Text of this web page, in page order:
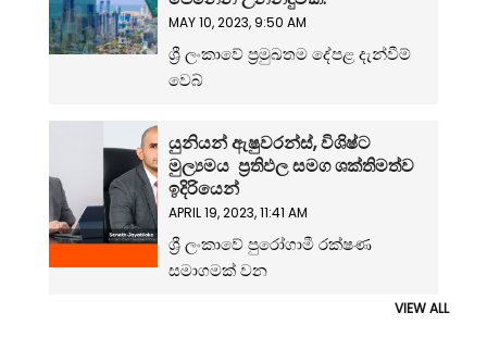
MAY 10, 2023, 9:50 AM
ශ්‍රී ලංකාවේ ප්‍රමුඛතම දේපළ දැන්වීම්
වෙබ්
යුනියන් ඇෂුවරන්ස්, විශිෂ්ට
මුල්‍යමය ප්‍රතිඵල සමග ශක්තිමත්ව
ඉදිරියෙන්
APRIL 19, 2023, 11:41 AM
ශ්‍රී ලංකාවේ පුරෝගාමී රක්ෂණ
සමාගමක් වන
VIEW ALL